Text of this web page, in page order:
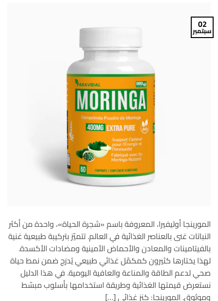
02
سبتمبر
المورينجا أوليفيرا، المعروفة باسم «شجرة الحياة»، واحدة من أكثر
النباتات غنى بالعناصر الغذائية في العالم. تتميّز بتركيبة طبيعية غنية
بالفيتامينات والمعادن والأحماض الأمينية ومضادات الأكسدة.
لهذا يختارها كثيرون كمكمّل غذائي طبيعي يُدرَج ضمن نمط حياة
صحي لدعم الطاقة والمناعة والعافية اليومية. في هذا الدليل
نستعرض قيمتها الغذائية وطريقة استخدامها بأسلوب مبسّط
وموثوق. المورينجا: كنز غذائي […]